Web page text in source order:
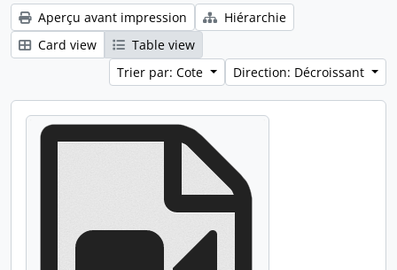
Aperçu avant impression
Hiérarchie
Card view
Table view
Trier par: Cote
Direction: Décroissant